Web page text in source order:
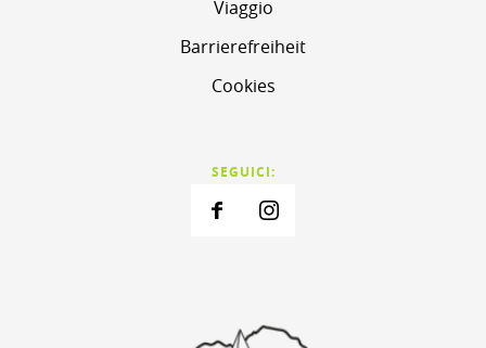
Viaggio
Barrierefreiheit
Cookies
SEGUICI: